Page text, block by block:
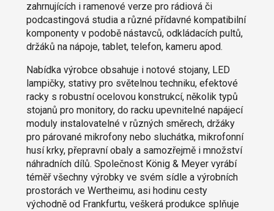
zahrnujících i ramenové verze pro rádiová či
podcastingová studia a různé přídavné kompatibilní
komponenty v podobě nástavců, odkládacích pultů,
držáků na nápoje, tablet, telefon, kameru apod.
Nabídka výrobce obsahuje i notové stojany, LED
lampičky, stativy pro světelnou techniku, efektové
racky s robustní ocelovou konstrukcí, několik typů
stojanů pro monitory, do racku upevnitelné napájecí
moduly instalovatelné v různých směrech, držáky
pro párované mikrofony nebo sluchátka, mikrofonní
husí krky, přepravní obaly a samozřejmě i množství
náhradních dílů. Společnost König & Meyer vyrábí
téměř všechny výrobky ve svém sídle a výrobních
prostorách ve Wertheimu, asi hodinu cesty
východně od Frankfurtu, veškerá produkce splňuje